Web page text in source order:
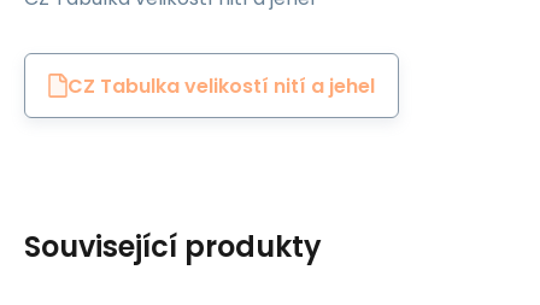
CZ Tabulka velikostí nití a jehel
Související produkty